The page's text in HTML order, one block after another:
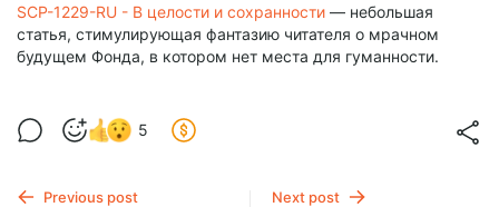
SCP-1229-RU - В целости и сохранности — небольшая
статья, стимулирующая фантазию читателя о мрачном
будущем Фонда, в котором нет места для гуманности.
5
Previous post Next post